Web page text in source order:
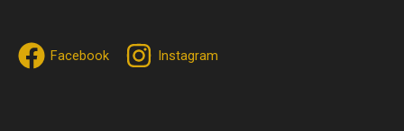
Facebook Instagram